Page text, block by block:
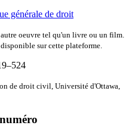
générale de droit
oeuvre tel qu'un livre ou un film.
sur cette plateforme.
de droit civil, Université d'Ottawa,